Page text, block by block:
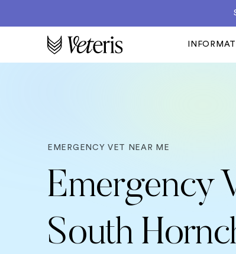
EMERGENCY VET NEAR ME
Emergency
South